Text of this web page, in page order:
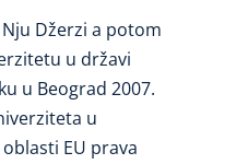
Džerzi a potom
u državi
u Beograd 2007.
u
EU prava